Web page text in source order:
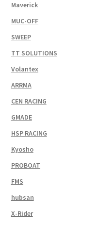
Maverick
MUC-OFF
SWEEP
TT SOLUTIONS
Volantex
ARRMA
CEN RACING
GMADE
HSP RACING
Kyosho
PROBOAT
FMS
hubsan
X-Rider